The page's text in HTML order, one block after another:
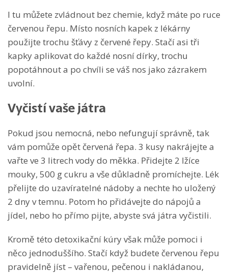
I tu můžete zvládnout bez chemie, když máte po ruce
červenou řepu. Místo nosních kapek z lékárny
použijte trochu šťávy z červené řepy. Stačí asi tři
kapky aplikovat do každé nosní dírky, trochu
popotáhnout a po chvíli se váš nos jako zázrakem
uvolní.
Vyčistí vaše játra
Pokud jsou nemocná, nebo nefungují správně, tak
vám pomůže opět červená řepa. 3 kusy nakrájejte a
vařte ve 3 litrech vody do měkka. Přidejte 2 lžíce
mouky, 500 g cukru a vše důkladně promíchejte. Lék
přelijte do uzavíratelné nádoby a nechte ho uložený
2 dny v temnu. Potom ho přidávejte do nápojů a
jídel, nebo ho přímo pijte, abyste svá játra vyčistili.
Kromě této detoxikační kúry však může pomoci i
něco jednoduššího. Stačí když budete červenou řepu
pravidelně jíst – vařenou, pečenou i nakládanou,